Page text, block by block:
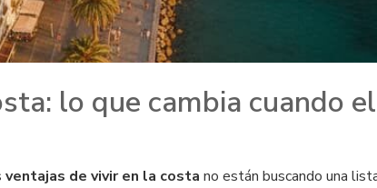
lo que cambia cuando
ventajas de vivir en la costa no están buscando una